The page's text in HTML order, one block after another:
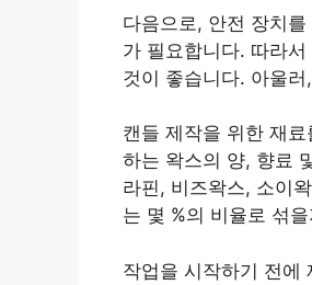
다음으로, 안전 장치
가 필요합니다. 따라
것이 좋습니다. 아울
캔들 제작을 위한 재
하는 왁스의 양, 향료
라핀, 비즈왁스, 소이
는 몇 %의 비율로 섞
작업을 시작하기 전에